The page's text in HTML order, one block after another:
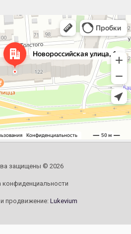
защищены © 2026
конфиденциальности
продвижение: Lukevium